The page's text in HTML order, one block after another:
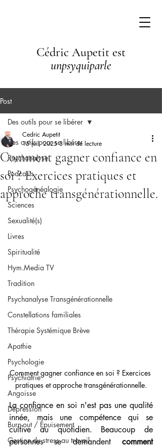
Cédric Aupetit est
unpsyquiparle
Post
Des outils pour se libérer
Psychanalyse
Podcasts
Psychogénéalogie
Sciences
Sexualité(s)
Livres
Spiritualité
Hym.Media TV
Tradition
Psychanalyse Transgénérationnelle
Constellations familiales
Thérapie Systémique Brève
Apathie
Psychologie
Psychiatrie
Angoisse
Dépression
Burn-out / Épuisement
Gestion du stress au travail
Des outils pour se libérer
Comment gagner confiance en
soi ? Exercices pratiques et
approche transgénérationnelle.
Cedric Aupetit
15 juil. 2025 3 min de lecture
Comment gagner confiance en soi ? Exercices
pratiques et approche transgénérationnelle.
La confiance en soi n'est pas une qualité
innée, mais une compétence qui se
cultive au quotidien. Beaucoup de
personnes se demandent comment